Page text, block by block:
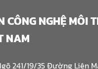
CÔNG NGHỆ MÔI
NAM
241/19/35 Đường Liên